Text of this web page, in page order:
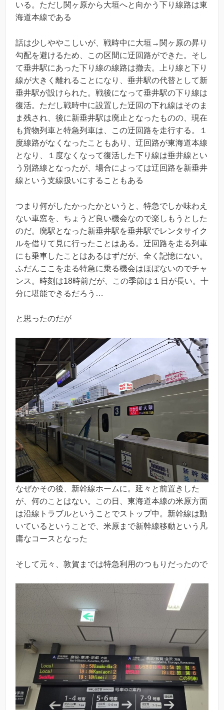
いる。ただし関ヶ原から大垣へと向かう下り線路は東
海道本線である
話は少しややこしいが、戦時中に大垣→関ヶ原の昇り
勾配を避けるため、この区間に迂回路ができた。そし
て垂井駅にあった下り線の線路は撤去。上り線と下り
線が大きく離れることになり、垂井駅の代替として新
垂井駅が設けられた。戦後になって垂井駅の下り線は
復活。ただし戦時中に設置した迂回の下れ線はそのま
ま残され、後に新垂井駅は廃止となったものの、現在
も貨物列車と特急列車は、この迂回路を走行する。１
度線路がなくなったこともあり、迂回路が東海道本線
となり、１度なくなって復活した下り線は垂井線とい
う別路線となったが、場合によっては迂回路を新垂井
線という支線扱いにすることもある
つまり何がしたかったかというと、特急でしか味わえ
ない車窓を、ちょうど良い機会なので楽しもうとした
のだ。廃駅となった新垂井駅を垂井駅でレンタサイク
ルを借りて見に行ったことはある。迂回路を走る列車
にも乗車したことはあるはずだが、全く記憶にない。
ふだんここを走る特急に乗る機会はほぼないのでチャ
ンス。時刻は18時前だが、この季節は１日が長い。十
分に堪能できるだろう…
と思ったのだが
なぜかその後、新幹線ホームに。延々と前置きした
が、何のことはない。この日、東海道本線の米原方面
は沿線トラブルということでストップ中。新幹線は動
いているということで、米原まで新幹線移動という凡
庸なコースとなった
そして元々、敦賀までは特急利用のつもりだったので